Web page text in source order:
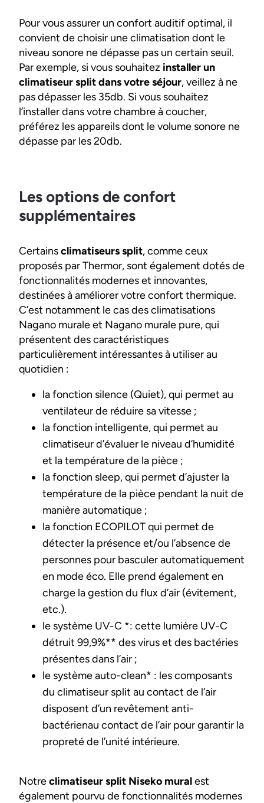
Pour vous assurer un confort auditif optimal, il
convient de choisir une climatisation dont le
niveau sonore ne dépasse pas un certain seuil.
Par exemple, si vous souhaitez installer un
climatiseur split dans votre séjour, veillez à ne
pas dépasser les 35db. Si vous souhaitez
l’installer dans votre chambre à coucher,
préférez les appareils dont le volume sonore ne
dépasse par les 20db.
Les options de confort
supplémentaires
Certainsclimatiseurs split, comme ceux
proposés par Thermor, sont également dotés de
fonctionnalités modernes et innovantes,
destinées à améliorer votre confort thermique.
C’est notamment le cas des climatisations
Nagano murale et Nagano murale pure, qui
présentent des caractéristiques
particulièrement intéressantes à utiliser au
quotidien :
la fonction silence (Quiet), qui permet au
ventilateur de réduire sa vitesse ;
la fonction intelligente, qui permet au
climatiseur d’évaluer le niveau d’humidité
et la température de la pièce ;
la fonction sleep, qui permet d’ajuster la
température de la pièce pendant la nuit de
manière automatique ;
la fonction ECOPILOT qui permet de
détecter la présence et/ou l’absence de
personnes pour basculer automatiquement
en mode éco. Elle prend également en
charge la gestion du flux d’air (évitement,
etc.).
le système UV-C *: cette lumière UV-C
détruit 99,9%** des virus et des bactéries
présentes dans l’air ;
le système auto-clean* : les composants
du climatiseur split au contact de l’air
disposent d’un revêtement anti-
bactérienau contact de l’air pour garantir la
propreté de l’unité intérieure.
Notreclimatiseur split Niseko muralest
également pourvu de fonctionnalités modernes